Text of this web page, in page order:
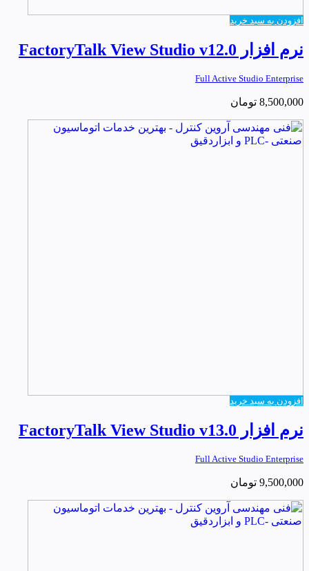
افزودن به سبد خرید
نرم افزار FactoryTalk View Studio v12.0
Full Active Studio Enterprise
8,500,000 تومان
افزودن به سبد خرید
نرم افزار FactoryTalk View Studio v13.0
Full Active Studio Enterprise
9,500,000 تومان